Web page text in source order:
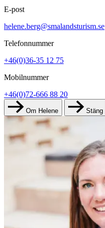
E-post
helene.berg@smalandsturism.se
Telefonnummer
+46(0)36-35 12 75
Mobilnummer
+46(0)72-666 88 20
Om Helene Stäng